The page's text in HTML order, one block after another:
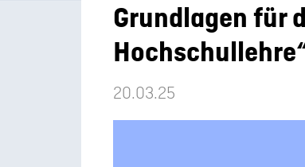
Grundlagen für
20.03.25